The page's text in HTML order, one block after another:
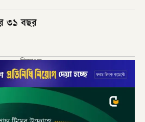
৩১ বছর
বিজ্ঞাপন